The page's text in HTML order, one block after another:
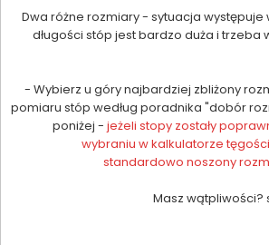
Dwa różne rozmiary - sytuacja występuje
długości stóp jest bardzo duża i trzeba
- Wybierz u góry najbardziej zbliżony
pomiaru stóp według poradnika "dobór
poniżej - jeżeli stopy zostały
wybraniu w kalkulatorze
standardowo noszony
Masz wątpliwości?